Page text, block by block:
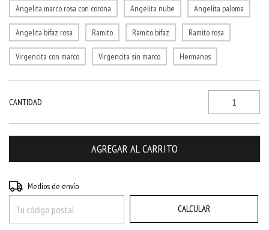
Angelita marco rosa con corona Angelita nube Angelita paloma
Angelita bifaz rosa Ramito Ramito bifaz Ramito rosa
Virgencita con marco Virgencita sin marco Hermanos
CANTIDAD
Entregas para el CP:
Medios de envío
CALCULAR